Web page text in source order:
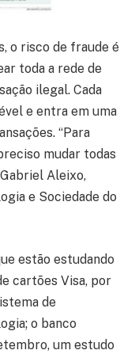
o risco de fraude é
toda a rede de
ilegal. Cada
e entra em uma
“Para
mudar todas
Aleixo,
e Sociedade do
estão estudando
cartões Visa, por
de
o banco
um estudo